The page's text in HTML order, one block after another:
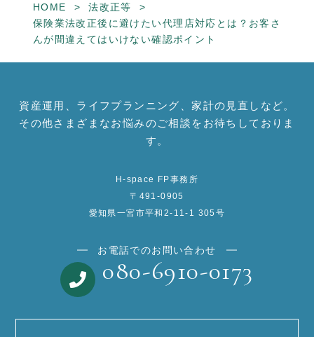
HOME
法改正等
保険業法改正後に避けたい代理店対応とは？お客さ
んが間違えてはいけない確認ポイント
資産運用、ライフプランニング、家計の見直しなど。
その他さまざまなお悩みのご相談をお待ちしておりま
す。
H-space FP事務所
〒491-0905
愛知県一宮市平和2-11-1 305号
お電話でのお問い合わせ
080-6910-0173